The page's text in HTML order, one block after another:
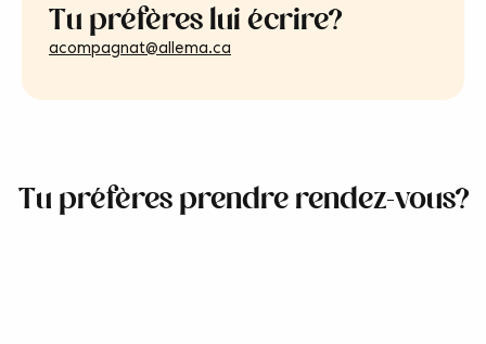
Tu préfères lui écrire?
acompagnat@allema.ca
Tu préfères prendre rendez-vous?